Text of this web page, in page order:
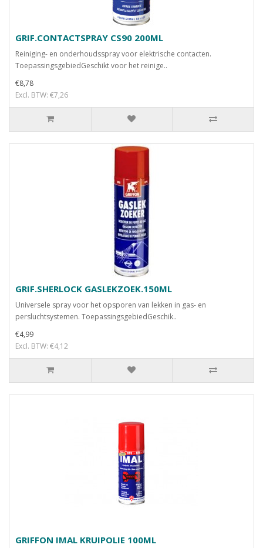
GRIF.CONTACTSPRAY CS90 200ML
Reiniging- en onderhoudsspray voor elektrische contacten.
ToepassingsgebiedGeschikt voor het reinige..
€8,78
Excl. BTW: €7,26
GRIF.SHERLOCK GASLEKZOEK.150ML
Universele spray voor het opsporen van lekken in gas- en
persluchtsystemen. ToepassingsgebiedGeschik..
€4,99
Excl. BTW: €4,12
GRIFFON IMAL KRUIPOLIE 100ML